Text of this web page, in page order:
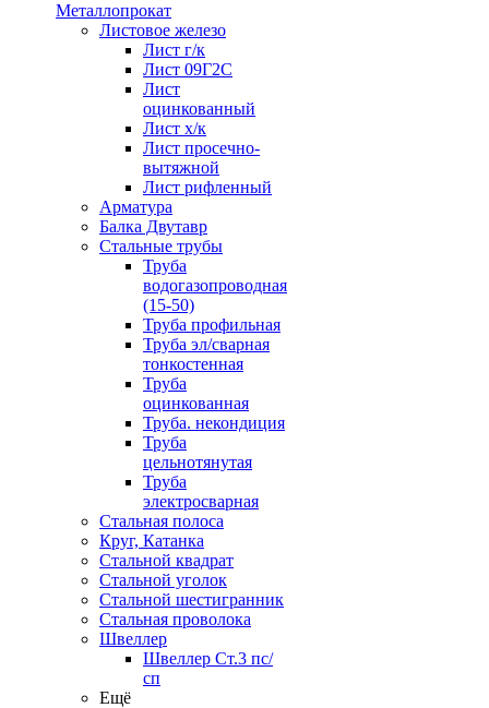
Металлопрокат
Листовое железо
Лист г/к
Лист 09Г2С
Лист
оцинкованный
Лист х/к
Лист просечно-
вытяжной
Лист рифленный
Арматура
Балка Двутавр
Стальные трубы
Труба
водогазопроводная
(15-50)
Труба профильная
Труба эл/сварная
тонкостенная
Труба
оцинкованная
Труба. некондиция
Труба
цельнотянутая
Труба
электросварная
Стальная полоса
Круг, Катанка
Стальной квадрат
Стальной уголок
Стальной шестигранник
Стальная проволока
Швеллер
Швеллер Ст.3 пс/
сп
Ещё